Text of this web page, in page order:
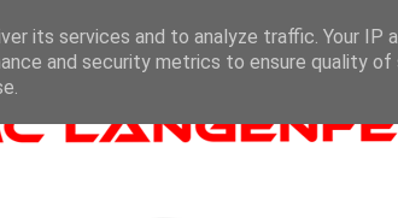
its services and to analyze traffic. Your IP
and security metrics to ensure quality of